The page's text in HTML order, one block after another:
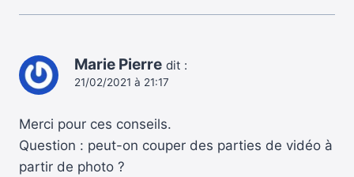
Marie Pierre dit :
21/02/2021 à 21:17
Merci pour ces conseils.
Question : peut-on couper des parties de vidéo à
partir de photo ?